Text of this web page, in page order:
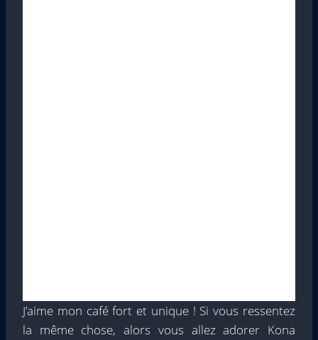
J’aime mon café fort et unique ! Si vous ressentez
la même chose, alors vous allez adorer Kona